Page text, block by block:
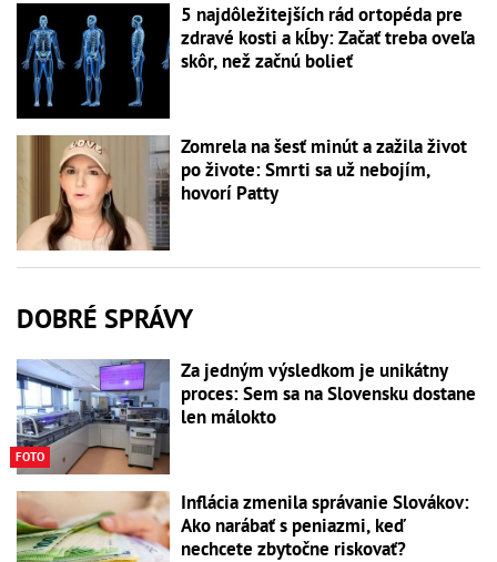
5 najdôležitejších rád ortopéda pre
zdravé kosti a kĺby: Začať treba oveľa
skôr, než začnú bolieť
Zomrela na šesť minút a zažila život
po živote: Smrti sa už nebojím,
hovorí Patty
DOBRÉ SPRÁVY
FOTO
Za jedným výsledkom je unikátny
proces: Sem sa na Slovensku dostane
len málokto
Inflácia zmenila správanie Slovákov:
Ako narábať s peniazmi, keď
nechcete zbytočne riskovať?